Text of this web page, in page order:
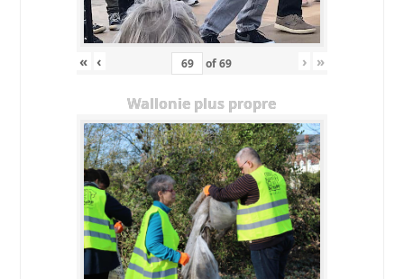
« ‹ of69 › »
Wallonie plus propre